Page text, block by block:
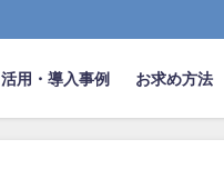
活用・導入事例 お求め方法